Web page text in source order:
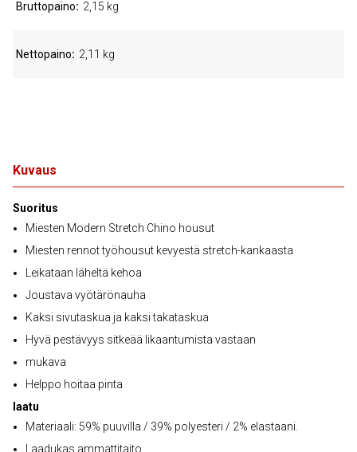
Kuvaus
Suoritus
Miesten Modern Stretch Chino housut
Miesten rennot työhousut kevyestä stretch-kankaasta
Leikataan läheltä kehoa
Joustava vyötärönauha
Kaksi sivutaskua ja kaksi takataskua
Hyvä pestävyys sitkeää likaantumista vastaan
mukava
Helppo hoitaa pinta
laatu
Materiaali: 59% puuvilla / 39% polyesteri / 2% elastaani.
Laadukas ammattitaito
Bruttopaino 2,15 kg
Nettopaino 2,11 kg